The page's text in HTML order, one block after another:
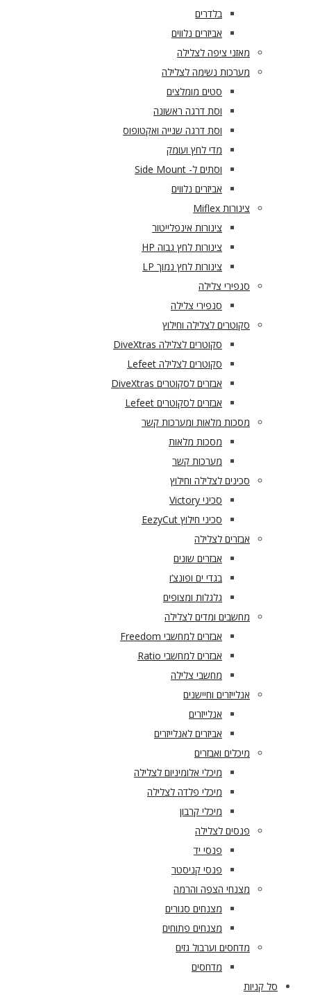
בלדרים
אביזרים נלווים
מאזני ציפה לצלילה
מערכות נשימה לצלילה
סטים מומלצים
וסת דרגה ראשונה
וסת דרגה שנייה ואקטופוס
מדי לחץ ועומק
וסתים ל- Side Mount
אביזרים נלווים
צינורות Miflex
צינורות אינפלייטור
צינורות לחץ גבוה HP
צינורות לחץ נמוך LP
סנפירי צלילה
סנפירי צלילה
סקוטרים לצלילה וחילוץ
סקוטרים לצלילה DiveXtras
סקוטרים לצלילה Lefeet
אבזרים לסקוטרים DiveXtras
אבזרים לסקוטרים Lefeet
מסכות מלאות ומערכות קשר
מסכות מלאות
מערכות קשר
סכינים לצלילה וחילוץ
סכיני Victory
סכיני חילוץ EezyCut
אבזרים לצלילה
אבזרים שונים
בגדי ים ופונצ’ו
גלגלות ומצופים
מחשבים ומדים לצלילה
אבזרים למחשבי Freedom
אבזרים למחשבי Ratio
מחשבי צלילה
אנלייזרים וחיישנים
אנלייזרים
אביזרים לאנלייזרים
מיכלים ואבזרים
מיכלי אלומיניום לצלילה
מיכלי פלדה לצלילה
מיכלי קרבון
פנסים לצלילה
פנסי יד
פנסי קניסטר
מצנחי הצפה והרמה
מצנחים סגורים
מצנחים פתוחים
מדחסים וערבול גזים
מדחסים
סל קניות